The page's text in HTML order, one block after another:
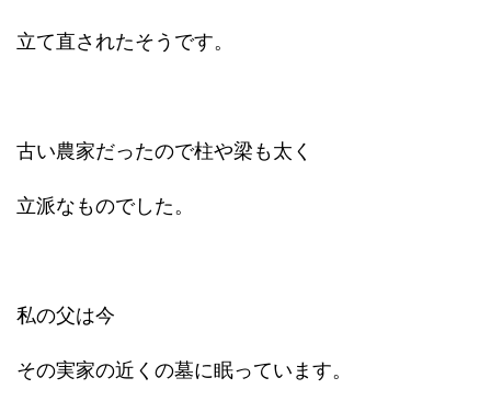
立て直されたそうです。
古い農家だったので柱や梁も太く
立派なものでした。
私の父は今
その実家の近くの墓に眠っています。